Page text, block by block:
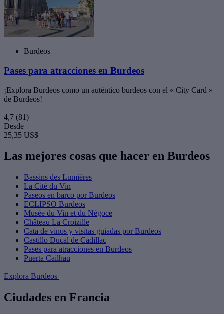
Burdeos
Pases para atracciones en Burdeos
¡Explora Burdeos como un auténtico burdeos con el « City Card »
de Burdeos!
4,7 (81)
Desde
25,35 US$
Las mejores cosas que hacer en Burdeos
Bassins des Lumières
La Cité du Vin
Paseos en barco por Burdeos
ECLIPSO Burdeos
Musée du Vin et du Négoce
Château La Croizille
Cata de vinos y visitas guiadas por Burdeos
Castillo Ducal de Cadillac
Pases para atracciones en Burdeos
Puerta Cailhau
Explora Burdeos
Ciudades en Francia